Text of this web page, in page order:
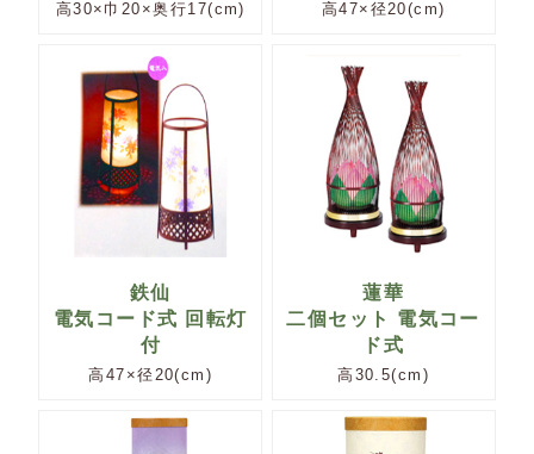
高30×巾20×奥行17(cm) 高47×径20(cm)
鉄仙
電気コード式 回転灯
付
高47×径20(cm)
蓮華
二個セット 電気コー
ド式
高30.5(cm)